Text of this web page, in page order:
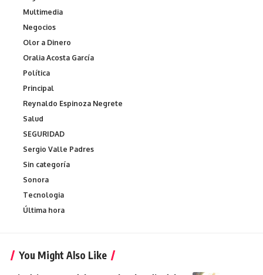
Multimedia
Negocios
Olor a Dinero
Oralia Acosta García
Política
Principal
Reynaldo Espinoza Negrete
Salud
SEGURIDAD
Sergio Valle Padres
Sin categoría
Sonora
Tecnologia
Última hora
You Might Also Like